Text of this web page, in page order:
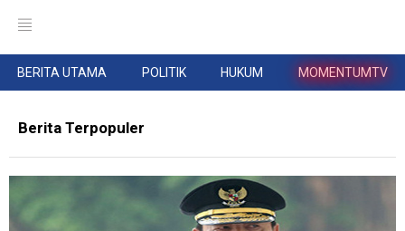
BERITA UTAMA POLITIK HUKUM MOMENTUMTV
Berita Terpopuler